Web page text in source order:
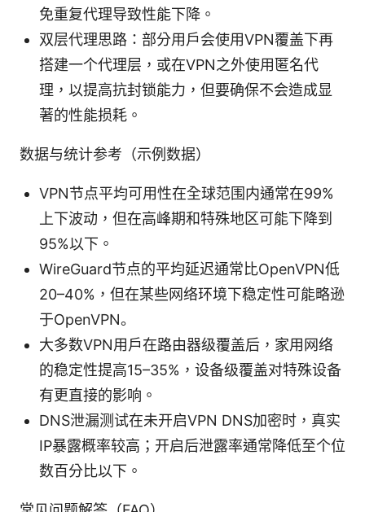
免重复代理导致性能下降。
双层代理思路：部分用户会使用VPN覆盖下再
搭建一个代理层，或在VPN之外使用匿名代
理，以提高抗封锁能力，但要确保不会造成显
著的性能损耗。
数据与统计参考（示例数据）
VPN节点平均可用性在全球范围内通常在99%
上下波动，但在高峰期和特殊地区可能下降到
95%以下。
WireGuard节点的平均延迟通常比OpenVPN低
20–40%，但在某些网络环境下稳定性可能略逊
于OpenVPN。
大多数VPN用户在路由器级覆盖后，家用网络
的稳定性提高15–35%，设备级覆盖对特殊设备
有更直接的影响。
DNS泄漏测试在未开启VPN DNS加密时，真实
IP暴露概率较高；开启后泄露率通常降低至个位
数百分比以下。